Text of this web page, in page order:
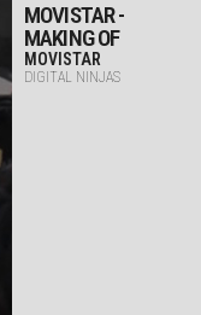
MOVISTAR -
MAKING OF
MOVISTAR
DIGITAL NINJAS